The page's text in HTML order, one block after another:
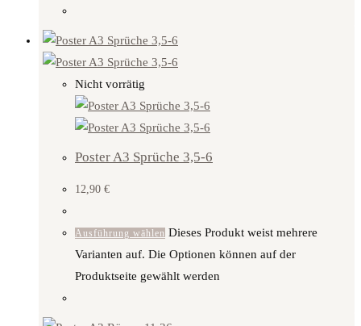
Nicht vorrätig
Poster A3 Sprüche 3,5-6
12,90 €
Ausführung wählen Dieses Produkt weist mehrere
Varianten auf. Die Optionen können auf der
Produktseite gewählt werden